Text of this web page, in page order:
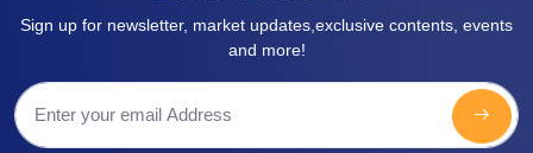
Sign up for newsletter, market updates,exclusive contents, events
and more!